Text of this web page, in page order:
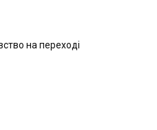
на переході